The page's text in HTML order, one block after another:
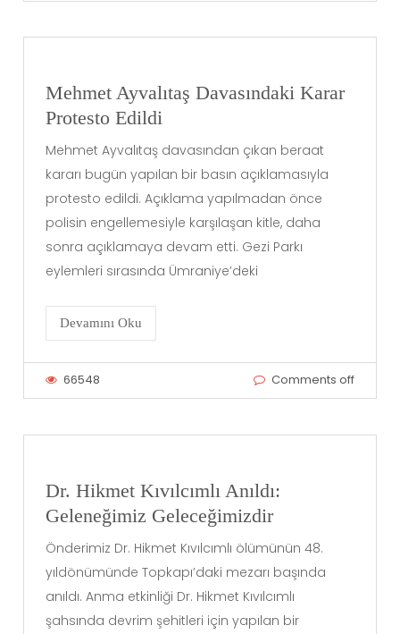
Mehmet Ayvalıtaş Davasındaki Karar
Protesto Edildi
Mehmet Ayvalıtaş davasından çıkan beraat
kararı bugün yapılan bir basın açıklamasıyla
protesto edildi. Açıklama yapılmadan önce
polisin engellemesiyle karşılaşan kitle, daha
sonra açıklamaya devam etti. Gezi Parkı
eylemleri sırasında Ümraniye’deki
Devamını Oku
66548 Comments off
Dr. Hikmet Kıvılcımlı Anıldı:
Geleneğimiz Geleceğimizdir
Önderimiz Dr. Hikmet Kıvılcımlı ölümünün 48.
yıldönümünde Topkapı’daki mezarı başında
anıldı. Anma etkinliği Dr. Hikmet Kıvılcımlı
şahsında devrim şehitleri için yapılan bir